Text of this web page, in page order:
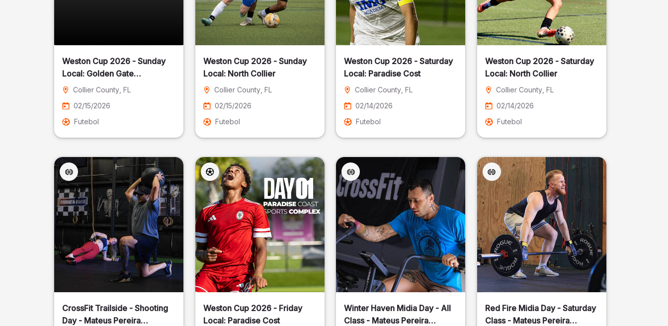
Weston Cup 2026 - Sunday
Local: Golden Gate
Community Park
Collier County , FL
02/15/2026
Futebol
Weston Cup 2026 - Sunday
Local: North Collier
Collier County, FL
02/15/2026
Futebol
Weston Cup 2026 - Saturday
Local: Paradise Cost
Collier County , FL
02/14/2026
Futebol
Weston Cup 2026 - Saturday
Local: North Collier
Collier County, FL
02/14/2026
Futebol
CrossFit Trailside - Shooting
Day - Mateus Pereira
Weston Cup 2026 - Friday
Local: Paradise Cost
Winter Haven Midia Day - All
Class - Mateus Pereira
Red Fire Midia Day - Saturday
Class - Mateus Pereira